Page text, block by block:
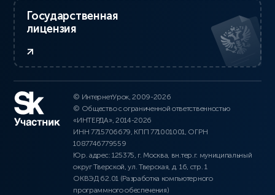
Государственная
лицензия
© ИнтернетУрок, 2009-2026
© Общество с ограниченной ответственностью
«ИНТЕРДА», 2014-2026
ИНН 7715706679, КПП 771001001, ОГРН
1087746779559
Юр. адрес: 125375, г. Москва, вн.тер.г. муниципальный
округ Тверской, ул. Тверская, д. 16, стр. 1
ОКВЭД 62.01 (Разработка компьютерного
программного обеспечения)